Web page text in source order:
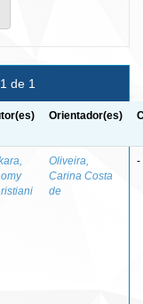
de 1
Orientador(es)
Oliveira,
Carina Costa
de
-